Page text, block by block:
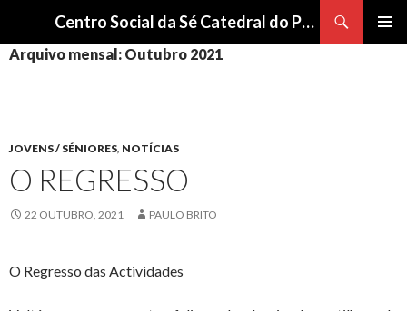
Centro Social da Sé Catedral do Porto
PARA
Arquivo mensal: Outubro 2021
JOVENS / SÉNIORES, NOTÍCIAS
O REGRESSO
22 OUTUBRO, 2021 PAULO BRITO
O Regresso das Actividades